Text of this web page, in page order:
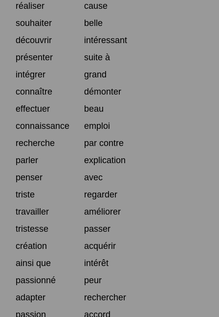
réaliser
cause
souhaiter
belle
découvrir
intéressant
présenter
suite à
intégrer
grand
connaître
démonter
effectuer
beau
connaissance
emploi
recherche
par contre
parler
explication
penser
avec
triste
regarder
travailler
améliorer
tristesse
passer
création
acquérir
ainsi que
intérêt
passionné
peur
adapter
rechercher
passion
accord